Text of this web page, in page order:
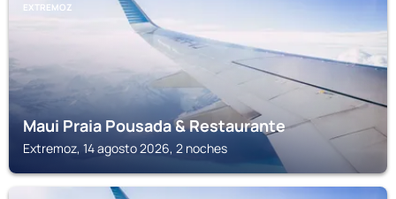
EXTREMOZ
Maui Praia Pousada & Restaurante
Extremoz, 14 agosto 2026, 2 noches